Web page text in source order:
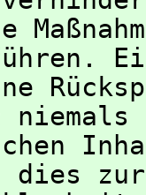
dies